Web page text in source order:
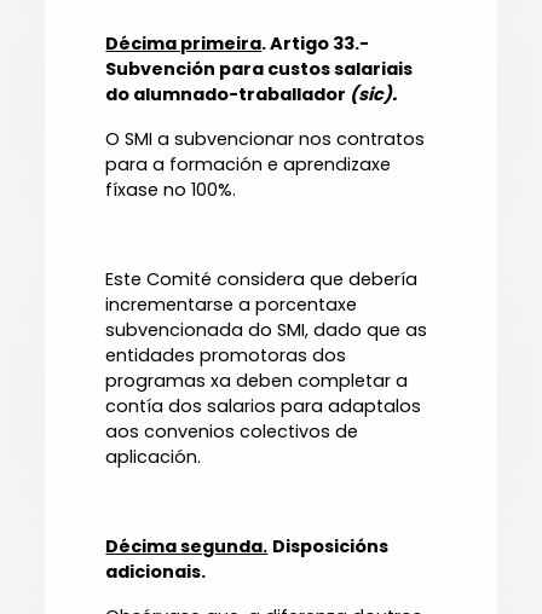
Décima primeira. Artigo 33.-
Subvención para custos salariais
do alumnado-traballador (sic).
O SMI a subvencionar nos contratos
para a formación e aprendizaxe
fíxase no 100%.
Este Comité considera que debería
incrementarse a porcentaxe
subvencionada do SMI, dado que as
entidades promotoras dos
programas xa deben completar a
contía dos salarios para adaptalos
aos convenios colectivos de
aplicación.
Décima segunda. Disposicións
adicionais.